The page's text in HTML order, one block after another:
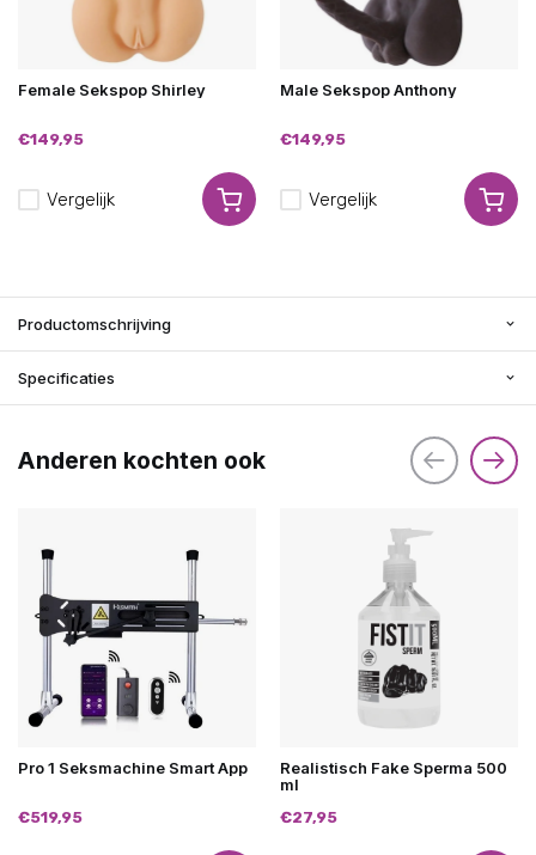
Female Sekspop Shirley
€149,95
Vergelijk
Male Sekspop Anthony
€149,95
Vergelijk
Productomschrijving
Specificaties
Anderen kochten ook
Pro 1 Seksmachine Smart App
€519,95
Realistisch Fake Sperma 500
ml
€27,95